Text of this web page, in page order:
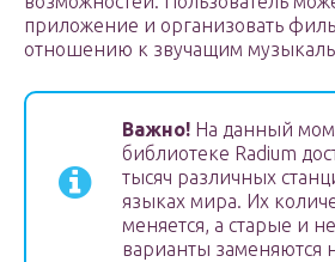
приложение и организовать
отношению к звучащим
Важно! На данный
библиотеке Radium
тысяч различных
языках мира. Их
меняется, а старые и
варианты заменяются